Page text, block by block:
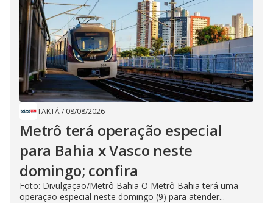
TAKTÁ/ 08/08/2026
Metrô terá operação especial
para Bahia x Vasco neste
domingo; confira
Foto: Divulgação/Metrô Bahia O Metrô Bahia terá uma
operação especial neste domingo (9) para atender...